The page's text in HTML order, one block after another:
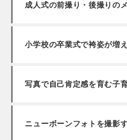
成人式の前撮り・後撮りの
小学校の卒業式で袴姿が増
写真で自己肯定感を育む子
ニューボーンフォトを撮影